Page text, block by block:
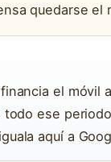
quedarse el
el móvil
ese
aquí a